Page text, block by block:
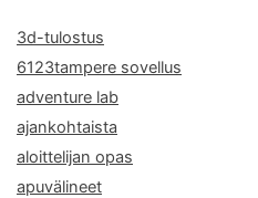
3d-tulostus
6123tampere sovellus
adventure lab
ajankohtaista
aloittelijan opas
apuvälineet